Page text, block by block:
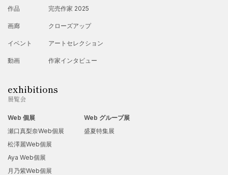
(GALLERY APA. Main room/名古屋) ・「物語り 藤原史江個
展」(Art Salon金工堂/名古屋) 2018年 ・「知らない日常」
(GALLERY APA. Main room/名古屋) ・「藤原史江個展」
(GALLERY APA. Main room/名古屋) ・「陽のあたる場所」
(GALLERY APA. Fine room/名古屋) 2021年 ・「みちのさき」
(GALLERY APA. Fine room/名古屋) 2024年 ・「3人の個展」
(Qの美術館/千葉） 【地方国際展、アワード、イベント】 2003
年 ・「2003年開運絵馬展」(ZONEギャラリー/愛知） ・「mail
art exhibition」(ZONEギャラリー/愛知） ・「APAグループ
作品
画廊
イベント
動画
完売作家 2025
クローズアップ
アートセレクション
作家インタビュー
exhibitions
展覧会
Web 個展
瀬口真梨奈Web個展
松澤麗Web個展
Aya Web個展
月乃紫Web個展
Web グループ展
盛夏特集展